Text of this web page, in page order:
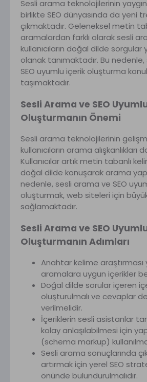
Sesli arama teknolojilerinin
birlikte SEO dünyasında da yeni
çıkmaktadır. Geleneksel metin
aramalardan farklı olarak sesli
kullanıcıların doğal dilde sorgular
olanak tanımaktadır. Bu
SEO uyumlu içerik oluşturma
taşımaktadır.
Sesli Arama ve SEO
Oluşturmanın Önemi
Sesli arama teknolojilerinin
kullanıcıların arama
Kullanıcılar artık metin tabanlı
doğal dilde konuşarak arama
nedenle, sesli arama ve SEO
oluşturmak, web siteleri için
sağlamaktadır.
Sesli Arama ve SEO
Oluşturmanın Adımları
Anahtar kelime araştırması
aramalara uygun içerikler
Doğal dilde sorular içeren
oluşturulmalı ve cevaplar
verilmelidir.
İçeriklerin sesli asistanlar
kolay anlaşılabilmesi için
(schema markup)
Sesli arama sonuçlarında
artırmak için yerel SEO
önünde bulundurulmalıdır.